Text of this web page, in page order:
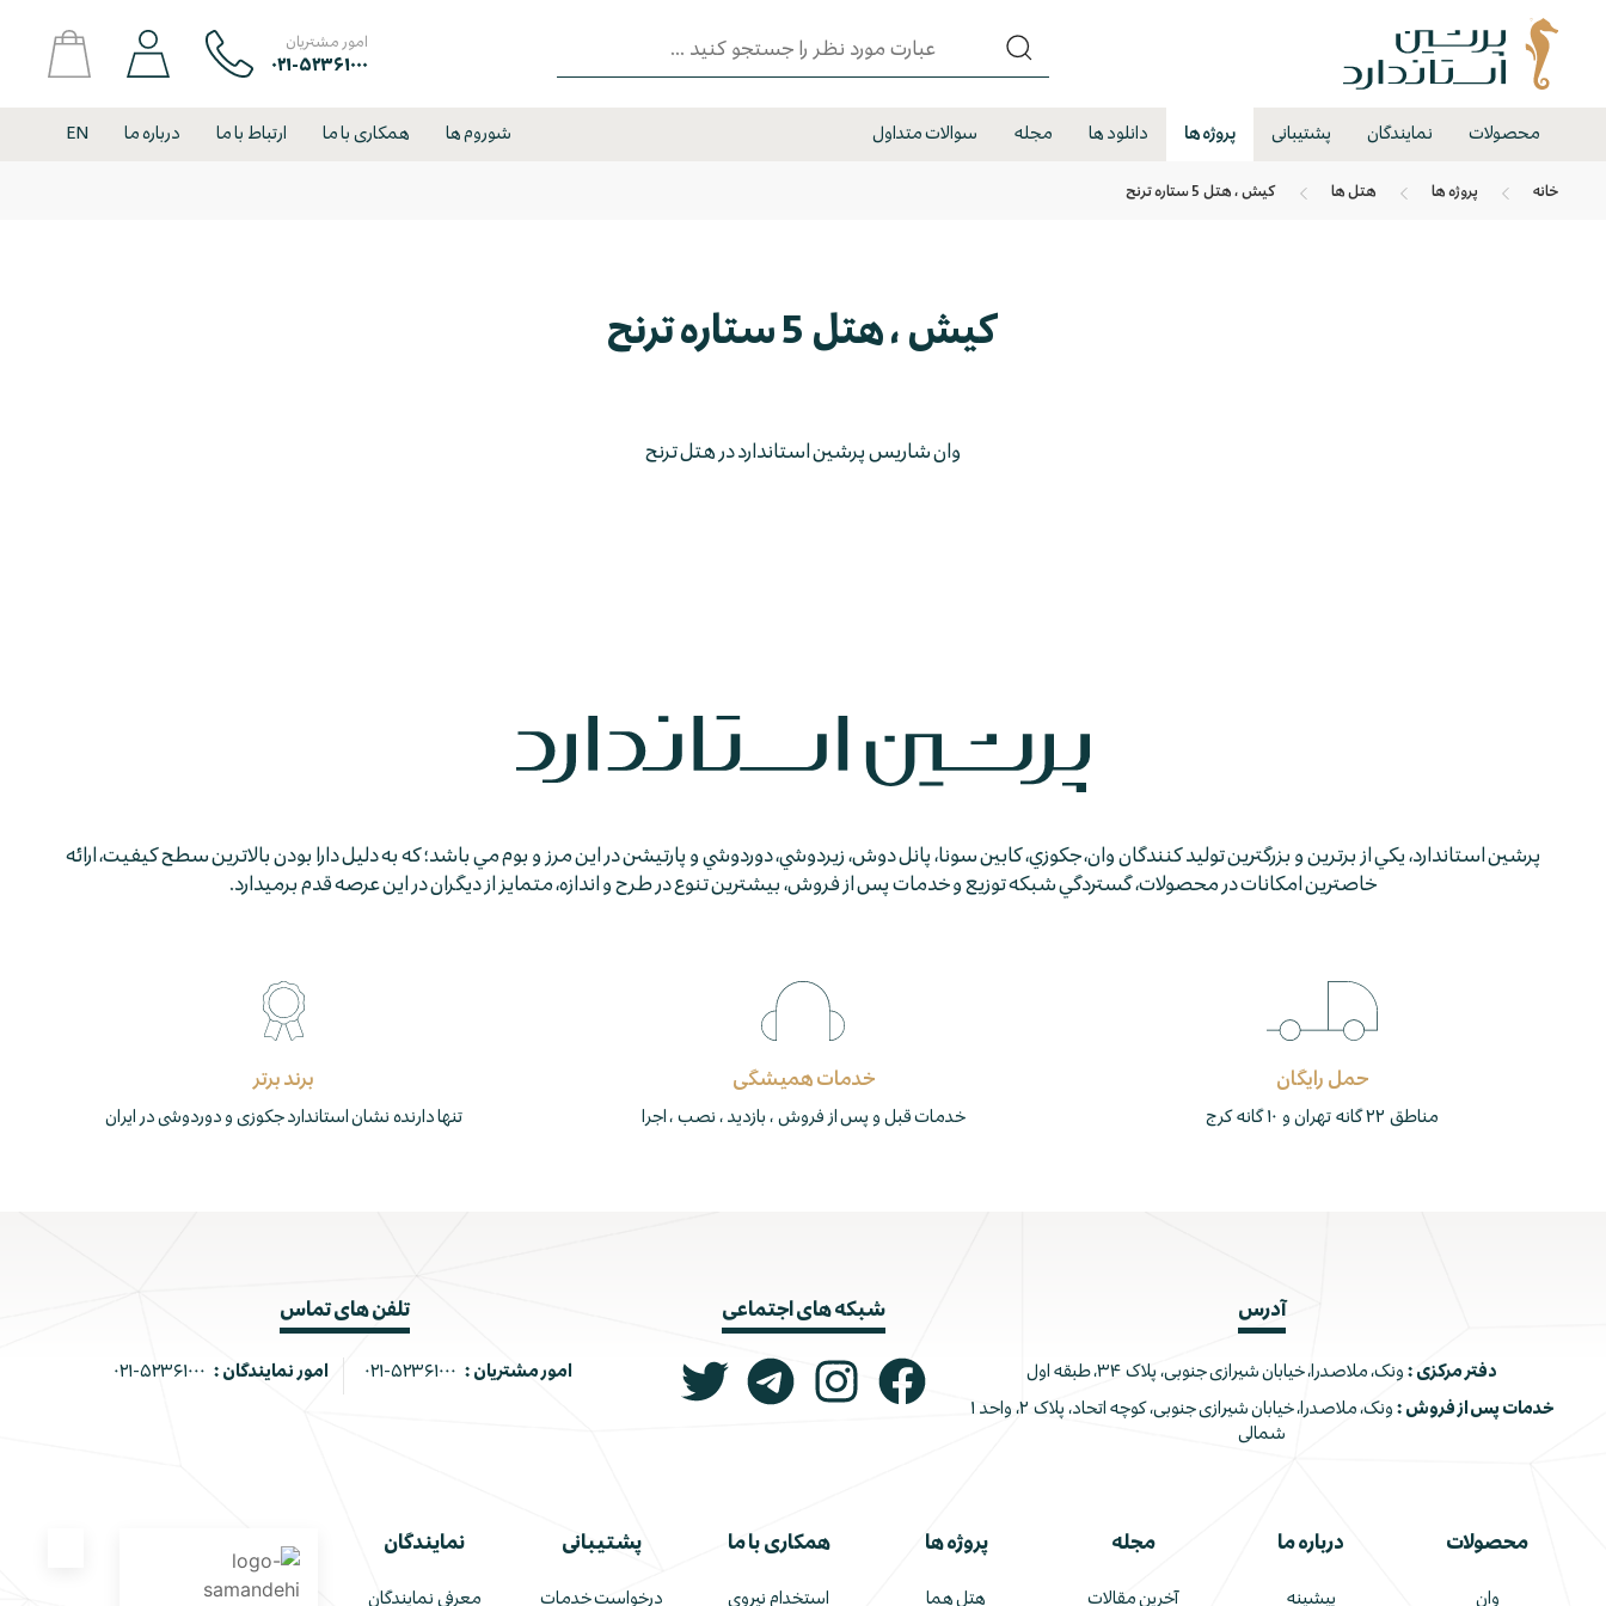
امور مشتریان
۰۲۱-۵۲۳۶۱۰۰۰
محصولات نمایندگان پشتیبانی پروژه ها دانلود ها مجله سوالات متداول شوروم ها همکاری با ما ارتباط با ما درباره ما EN
خانه پروژه ها هتل ها کیش ، هتل 5 ستاره ترنج
کیش ، هتل 5 ستاره ترنج
وان شاریس پرشین استاندارد در هتل ترنج
پرشين استاندارد، يكي از برترين و بزرگترين توليد كنندگان وان، جكوزي، كابين سونا، پانل دوش، زيردوشي، دوردوشي و پارتيشن در اين مرز و بوم مي باشد؛ كه به دليل دارا بودن بالاترين سطح كيفيت، ارائه
خاصترين امكانات در محصولات، گستردگي شبكه توزيع و خدمات پس از فروش، بيشترين تنوع در طرح و اندازه، متمايز از ديگران در اين عرصه قدم برمي­دارد.
حمل رایگان
مناطق ۲۲ گانه تهران و ۱۰ گانه کرج
خدمات همیشگی
خدمات قبل و پس از فروش ، بازدید ، نصب ، اجرا
برند برتر
تنها دارنده نشان استاندارد جکوزی و دوردوشی در ایران
آدرس
دفتر مرکزی : ونک، ملاصدرا، خیابان شیرازی جنوبی، پلاک ۳۴، طبقه اول
خدمات پس از فروش :
ونک، ملاصدرا، خیابان شیرازی جنوبی، کوچه اتحاد، پلاک ۲، واحد ۱
شمالی
شبکه های اجتماعی تلفن های تماس
امور مشتریان : ۰۲۱-۵۲۳۶۱۰۰۰ امور نمایندگان : ۰۲۱-۵۲۳۶۱۰۰۰
محصولات
وان
درباره ما
پیشینه
مجله
آخرین مقالات
پروژه ها
هتل هما
همکاری با ما
استخدام نیروی
پشتیبانی
درخواست خدمات
نمایندگان
معرفی نمایندگان